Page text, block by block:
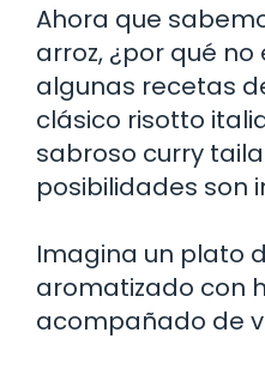
Ahora que
arroz, ¿por qué
algunas recetas
clásico risotto
sabroso curry
posibilidades son
Imagina un plato
aromatizado con
acompañado de